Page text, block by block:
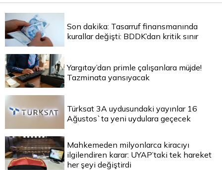
Son dakika: Tasarruf finansmanında
kurallar değişti: BDDK’dan kritik sınır
Yargıtay’dan primle çalışanlara müjde!
Tazminata yansıyacak
Türksat 3A uydusundaki yayınlar 16
Ağustos`ta yeni uydulara geçecek
Mahkemeden milyonlarca kiracıyı
ilgilendiren karar: UYAP’taki tek hareket
her şeyi değiştirdi